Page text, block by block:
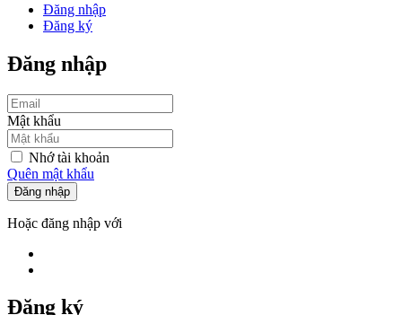
Đăng nhập
Đăng ký
Đăng nhập
Mật khẩu
Nhớ tài khoản
Quên mật khẩu
Đăng nhập
Hoặc đăng nhập với
Đăng ký